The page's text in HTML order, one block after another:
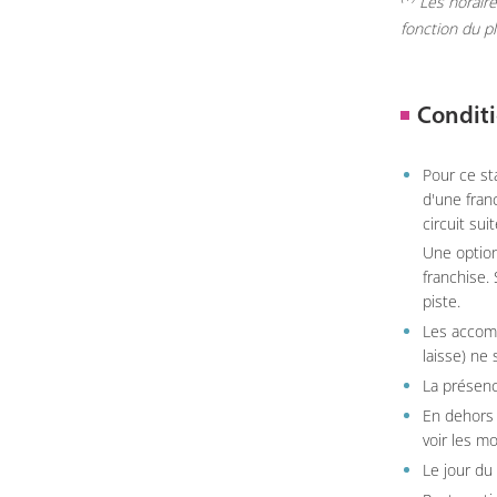
fonction du
Pour ce
d'une
circuit
Une
franchise.
piste.
Les
laisse) ne
La
En
voir les
Le jour